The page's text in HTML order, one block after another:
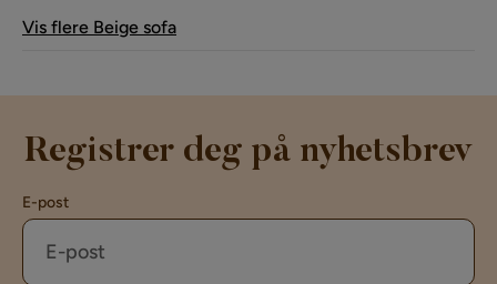
Vis flere Beige sofa
Registrer deg på nyhetsbrev
E-post